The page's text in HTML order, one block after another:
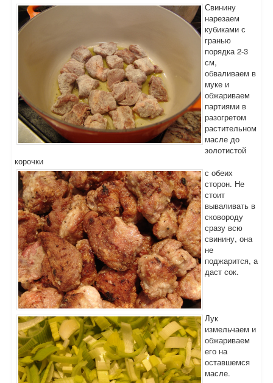
Свинину
нарезаем
кубиками с
гранью
порядка 2-3
см,
обваливаем в
муке и
обжариваем
партиями в
разогретом
растительном
масле до
золотистой
корочки
с обеих
сторон. Не
стоит
вываливать в
сковороду
сразу всю
свинину, она
не
поджарится, а
даст сок.
Лук
измельчаем и
обжариваем
его на
оставшемся
масле.